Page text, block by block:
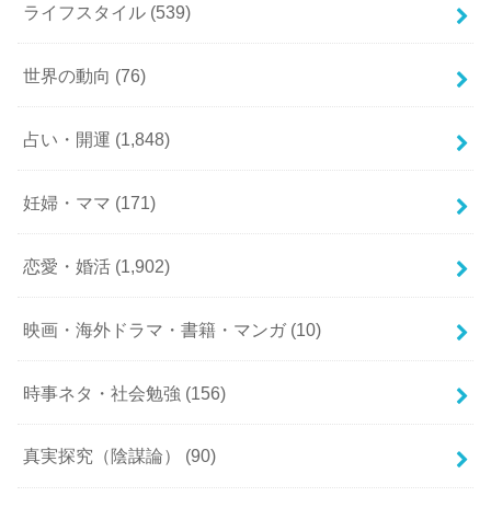
ライフスタイル (539)
世界の動向 (76)
占い・開運 (1,848)
妊婦・ママ (171)
恋愛・婚活 (1,902)
映画・海外ドラマ・書籍・マンガ (10)
時事ネタ・社会勉強 (156)
真実探究（陰謀論） (90)